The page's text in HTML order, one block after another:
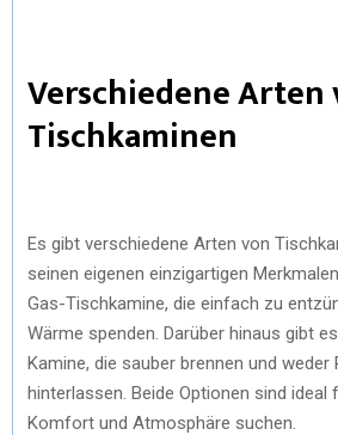
Verschiedene Arten
Tischkaminen
Es gibt verschiedene Arten von
seinen eigenen einzigartigen
Gas-Tischkamine, die einfach zu
Wärme spenden. Darüber hinaus gibt
Kamine, die sauber brennen und weder
hinterlassen. Beide Optionen sind ideal
Komfort und Atmosphäre suchen.